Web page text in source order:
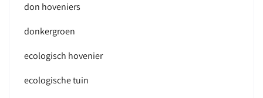
don hoveniers
donkergroen
ecologisch hovenier
ecologische tuin